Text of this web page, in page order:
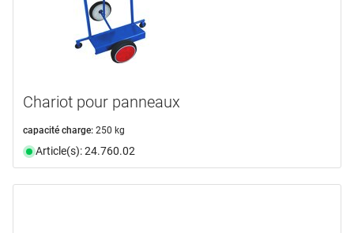
Chariot pour panneaux
capacité charge: 250 kg
Article(s): 24.760.02